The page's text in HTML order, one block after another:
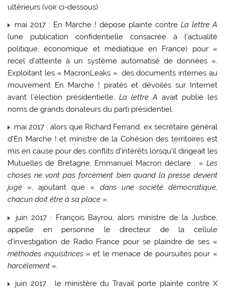
ultérieurs (voir ci-dessous).
mai 2017 : En Marche ! dépose plainte contre La lettre A
(une publication confidentielle consacrée à l’actualité
politique, économique et médiatique en France) pour «
recel d’atteinte à un système automatisé de données ».
Exploitant les « MacronLeaks », des documents internes au
mouvement En Marche ! piratés et dévoilés sur Internet
avant l’élection présidentielle,La lettre A avait publié les
noms de grands donateurs du parti présidentiel.
mai 2017 : alors que Richard Ferrand, ex secrétaire général
d’En Marche ! et ministre de la Cohésion des territoires est
mis en cause pour des conflits d’intérêts lorsqu’il dirigeait les
Mutuelles de Bretagne, Emmanuel Macron déclare : « Les
choses ne vont pas forcément bien quand la presse devient
juge », ajoutant que « dans une société démocratique,
chacun doit être à sa place ».
juin 2017 : François Bayrou, alors ministre de la Justice,
appelle en personne le directeur de la cellule
d’investigation de Radio France pour se plaindre de ses «
méthodes inquisitrices» et le menace de poursuites pour «
harcèlement ».
juin 2017 : le ministère du Travail porte plainte contre X